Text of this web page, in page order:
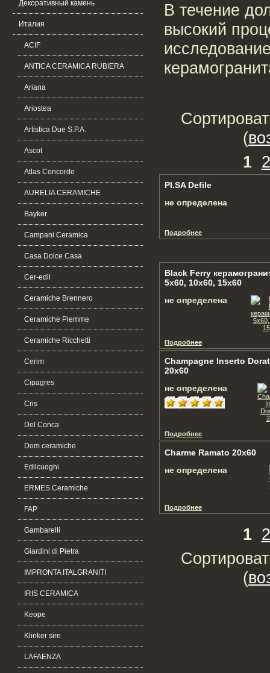
Декоративный камень
Италия
ACIF
ANTICA CERAMICA RUBIERA
Ariana
Ariostea
Artistica Due S.P.A.
Ascot
Atlas Concorde
AURELIA CERAMICHE
Bayker
Campani Ceramica
Casa Dolce Casa
Cer-edil
Ceramiche Brennero
Ceramiche Piemme
Ceramiche Ricchetti
Cerim
Cipagres
Cris
Del Conca
Dom ceramiche
Edilcuoghi
ERMES Ceramiche
FAP
Gambarelli
Giardini di Pietra
IMPRONTA ITALGRANITI
IRIS CERAMICA
Keope
Klinker sire
LAFAENZA
В течение
высокий
(
1 2
PI.SA Defile
не определена
Подробнее
Black Ferry
5x60, 10x60, 15x60
не определена
Подробнее
Champagne Inserto
20x60
не определена
Подробнее
Charme Ramato 20x60
не определена
Подробнее
1 2
(